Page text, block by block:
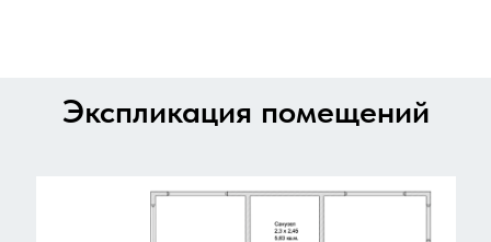
Экспликация помещений